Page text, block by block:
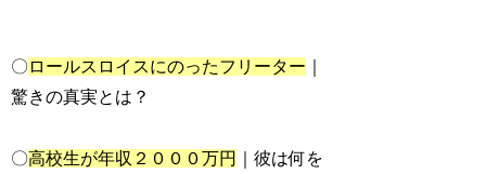
〇 ロールスロイスにのったフリーター
驚きの真実とは？
〇高校生が年収２０００万円
｜彼は何を